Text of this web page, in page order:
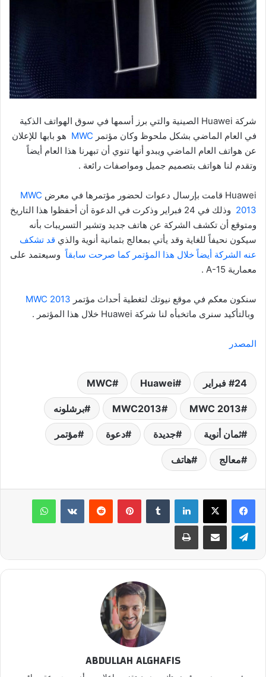
شركة Huawei الصينية والتي برز أسمها في سوق الهواتف الذكية
في العام الماضي بشكل ملحوظ وكان مؤتمر MWC هو بابها للإعلان
عن هواتف العام الماضي ويبدو أنها تنوي أن تبهرنا هذا العام أيضاً
وتقدم لنا هواتف بتصميم جميل ومواصفات رائعة .
Huawei قامت بإرسال دعوات لحضور مؤتمرها في معرض
MWC
2013
وذلك في 24 فبراير وذكرت في الدعوة أن أحفظوا هذا التاريخ
ومتوقع أن تكشف الشركة عن هاتف جديد وتشير التسريبات بأنه
سيكون نحيفاً للغاية وقد يأتي بمعالج بثمانية أنوية والذي قد تشكف
عنه الشركة أيضاً خلال هذا المؤتمر كما صرحت سابقاً وسيعتمد على
معمارية A-15 .
سنكون معكم في موقع نيوتك لتغطية أحداث مؤتمر MWC 2013
وبالتأكيد سنرى ماتخبأه لنا شركة Huawei خلال هذا المؤتمر .
المصدر
24 فبراير Huawei
MWC
MWC 2013
MWC2013 برشلونه
ثمان أنوية جديدة دعوة مؤتمر
معالج هاتف
لينكدإن بينتيريست
ABDULLAH ALGHAFIS